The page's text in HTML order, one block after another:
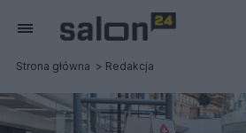
Strona główna Redakcja